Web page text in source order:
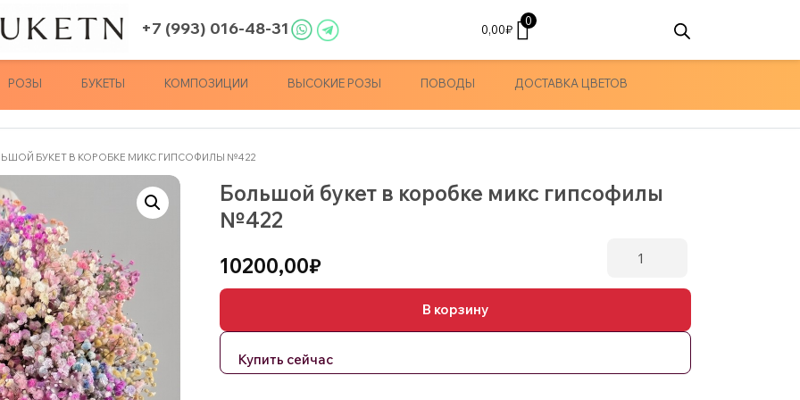
+7 (993) 016-48-31 0,00₽
0
РОЗЫ БУКЕТЫ КОМПОЗИЦИИ ВЫСОКИЕ РОЗЫ ПОВОДЫ ДОСТАВКА ЦВЕТОВ
БУКЕТ В КОРОБКЕ МИКС ГИПСОФИЛЫ №422
Большой букет в коробке микс гипсофилы
№422
10200,00₽
товара
Большой
в
микс
В корзину